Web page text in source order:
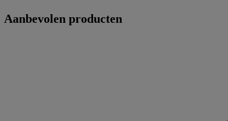
Aanbevolen producten